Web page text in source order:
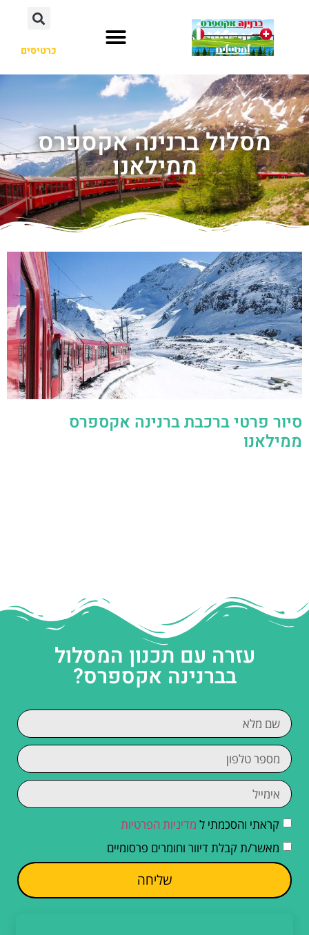
כרטיסים
מסלול ברנינה אקספרס
ממילאנו
סיור פרטי ברכבת ברנינה אקספרס
ממילאנו
עזרה עם תכנון המסלול
בברנינה אקספרס?
קראתי והסכמתי ל מדיניות הפרטיות
מאשר/ת קבלת דיוור וחומרים פרסומיים
שליחה